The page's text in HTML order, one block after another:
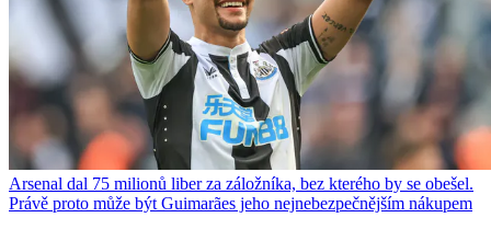
Arsenal dal 75 milionů liber za záložníka, bez kterého by se obešel.
Právě proto může být Guimarães jeho nejnebezpečnějším nákupem